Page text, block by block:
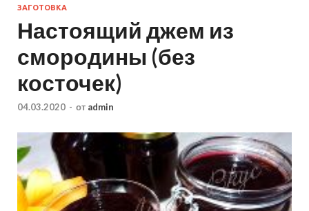
ЗАГОТОВКА
Настоящий джем из
смородины (без
косточек)
04.03.2020 - от admin